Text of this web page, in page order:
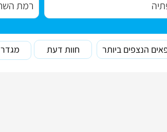
הנצפים ביותר חוות דעת מגדר